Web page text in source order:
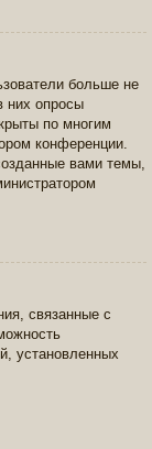
больше не
них опросы
по многим
конференции.
вами темы,
связанные с
установленных